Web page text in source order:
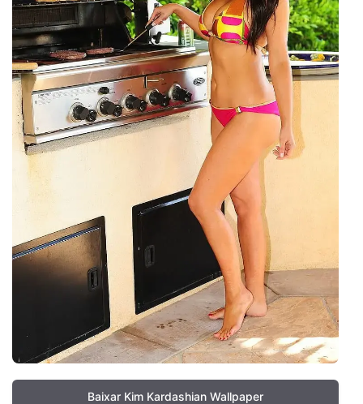
Baixar Kim Kardashian Wallpaper